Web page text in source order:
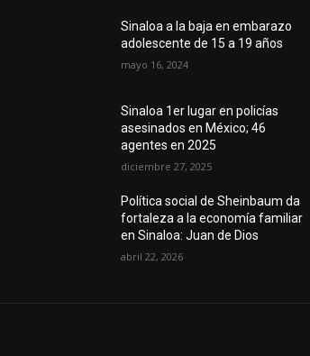
Sinaloa a la baja en embarazo
adolescente de 15 a 19 años
mayo 16, 2024
Sinaloa 1er lugar en policías
asesinados en México; 46
agentes en 2025
diciembre 27, 2025
Política social de Sheinbaum da
fortaleza a la economía familiar
en Sinaloa: Juan de Dios
abril 22, 2026